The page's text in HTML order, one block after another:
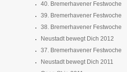
40. Bremerhavener Festwoche
39. Bremerhavener Festwoche
38. Bremerhavener Festwoche
Neustadt bewegt Dich 2012
37. Bremerhavener Festwoche
Neustadt bewegt Dich 2011